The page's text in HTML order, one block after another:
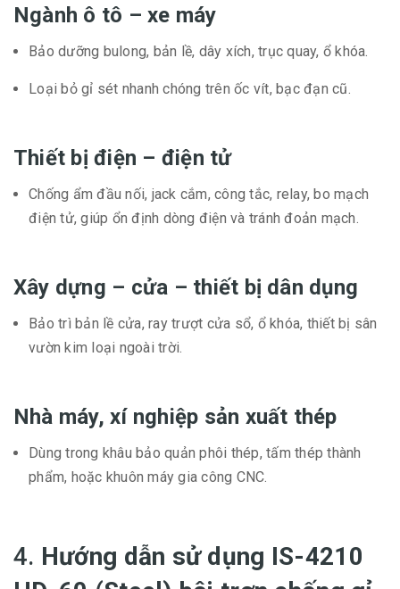
Ngành ô tô – xe máy
Bảo dưỡng bulong, bản lề, dây xích, trục quay, ổ khóa.
Loại bỏ gỉ sét nhanh chóng trên ốc vít, bạc đạn cũ.
Thiết bị điện – điện tử
Chống ẩm đầu nối, jack cắm, công tắc, relay, bo mạch
điện tử, giúp ổn định dòng điện và tránh đoản mạch.
Xây dựng – cửa – thiết bị dân dụng
Bảo trì bản lề cửa, ray trượt cửa sổ, ổ khóa, thiết bị sân
vườn kim loại ngoài trời.
Nhà máy, xí nghiệp sản xuất thép
Dùng trong khâu bảo quản phôi thép, tấm thép thành
phẩm, hoặc khuôn máy gia công CNC.
4. Hướng dẫn sử dụng IS-4210